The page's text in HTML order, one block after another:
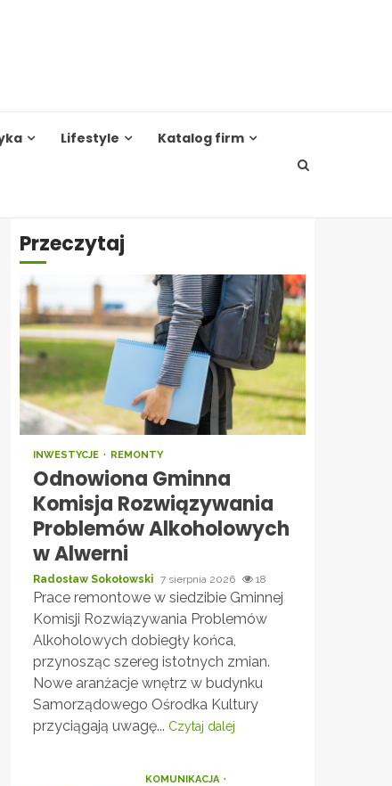
Lifestyle Katalog firm
Przeczytaj
INWESTYCJE REMONTY
Odnowiona Gminna
Komisja Rozwiązywania
Problemów Alkoholowych
w Alwerni
Radosław Sokołowski 7 sierpnia 2026 18
Prace remontowe w siedzibie Gminnej
Komisji Rozwiązywania Problemów
Alkoholowych dobiegły końca,
przynosząc szereg istotnych zmian.
Nowe aranżacje wnętrz w budynku
Samorządowego Ośrodka Kultury
przyciągają uwagę... Czytaj dalej
KOMUNIKACJA